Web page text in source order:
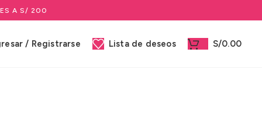
A S/ 200
/ Registrarse Lista de deseos S/0.00